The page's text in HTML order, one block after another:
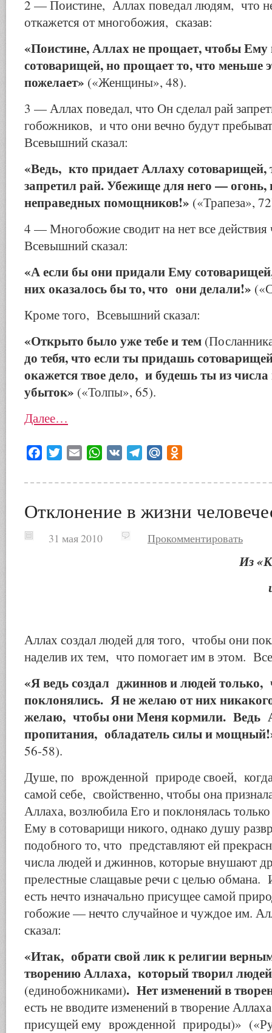
2 — Поистине, Аллах поведал людям, что не
откажется от многобожия, сказав:
«Поистине, Аллах не прощает, чтобы Ему
сотоварищей, но прощает то, что меньше
пожелает» («Женщины», 48).
3 — Аллах поведал, что Он сделал рай
гобожников, и что они вечно будут
Всевышний сказал:
«Ведь, кто придает Аллаху
запретил рай. Убежище для него — огонь,
неправедных помощников!» («Трапеза»,
4 — Многобожие сводит на нет все
Всевышний сказал:
«А если бы они придали Ему
них оказалось бы то, что они делали!»
Кроме того, Все­вышний сказал:
«Открыто было уже тебе и тем
до тебя, что если ты придашь
окажется твое дело, и будешь ты из
убыток» («Толпы», 65).
Далее…
Facebook
Twitter Email WhatsApp
VK TelegramMail.Ru
Отклонение в жизни
31 мая 2010 Прокомментировать
Из
Аллах создал людей для того, чтобы они
наделив их тем, что помогает им в этом.
«Я ведь создал джиннов и людей
поклонялись. Я не желаю от них
желаю, чтобы они Меня кормили. Ведь
пропитания, обладатель силы и
56-58).
Душе, по врожденной природе своей, когда
самой себе, свойственно, чтобы она
Аллаха, возлюбила Его и поклонялась
Ему в сотоварищи никого, однако душу
подобного то, что представляют ей
числа людей и джиннов, которые внушают
прелестные слащавые речи с целью обмана.
есть нечто изначально присущее самой
гобожие — нечто случайное и чуждое им.
ска­зал:
«Итак, обрати свой лик к религии
творению Аллаха, который творил
(единобожниками). Нет изменений в
есть не вводите изменений в творение
присущей ему врожденной природы)»